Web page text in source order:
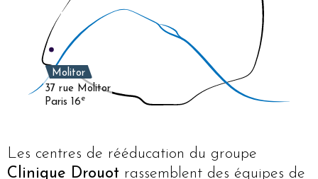
Molitor
37 rue Molitor
Paris 16e
Les centres de rééducation du groupe
Clinique Drouot rassemblent des équipes de